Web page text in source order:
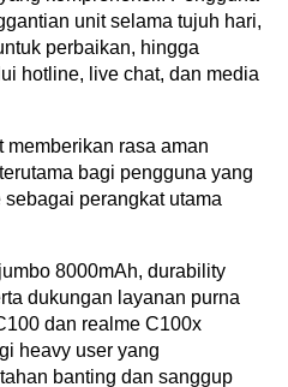
unit selama tujuh hari,
perbaikan, hingga
hotline, live chat, dan media
memberikan rasa aman
bagi pengguna yang
perangkat utama
8000mAh, durability
dukungan layanan purna
dan realme C100x
heavy user yang
banting dan sanggup